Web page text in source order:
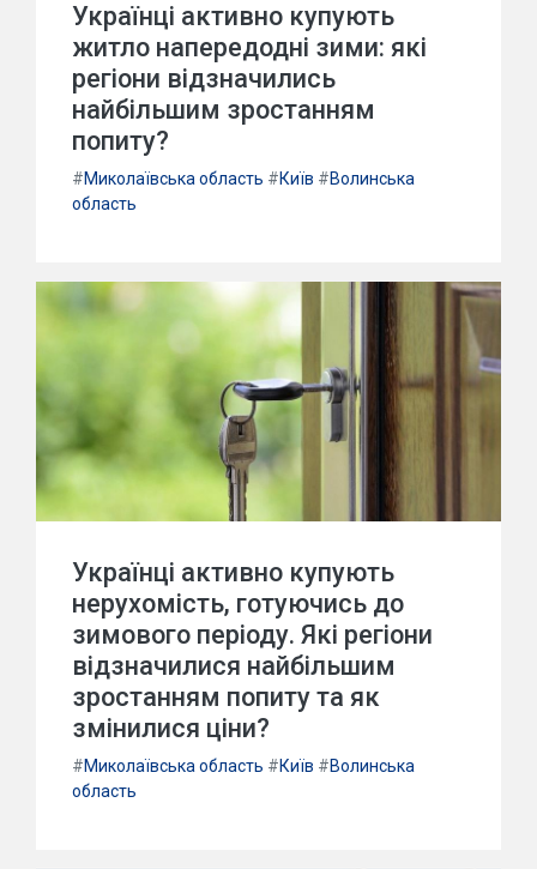
Українці активно купують
житло напередодні зими: які
регіони відзначились
найбільшим зростанням
попиту?
#Миколаївська область #Київ #Волинська
область
Українці активно купують
нерухомість, готуючись до
зимового періоду. Які регіони
відзначилися найбільшим
зростанням попиту та як
змінилися ціни?
#Миколаївська область #Київ #Волинська
область